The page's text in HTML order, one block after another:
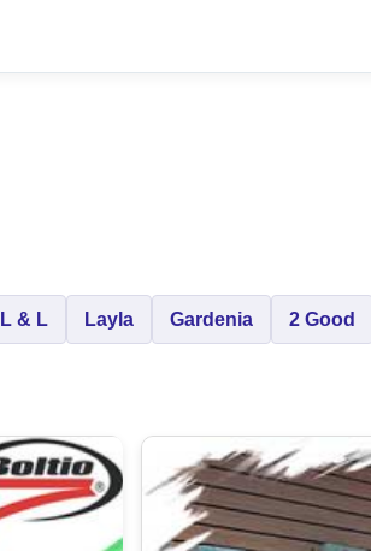
L & L Layla Gardenia 2 Good